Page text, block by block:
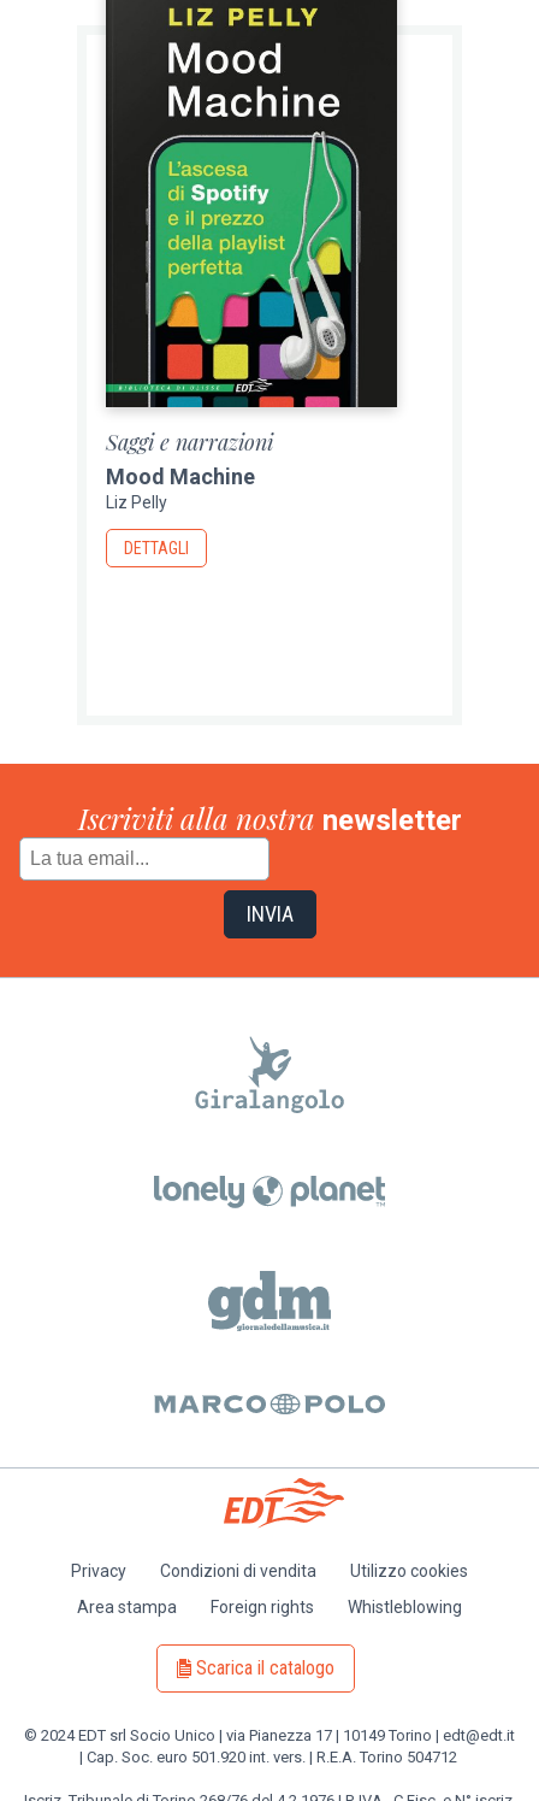
Saggi e narrazioni
Mood Machine
Liz Pelly
DETTAGLI
Iscriviti alla nostra newsletter
Privacy Condizioni di vendita
Utilizzo cookies
Area stampa
Foreign rights Whistleblowing
Scarica il catalogo
© 2024 EDT srl Socio Unico | via Pianezza 17 | 10149 Torino | edt@edt.it
| Cap. Soc. euro 501.920 int. vers. | R.E.A. Torino 504712